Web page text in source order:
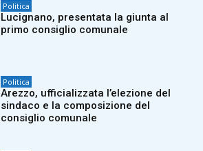
Politica
Lucignano, presentata la giunta al
primo consiglio comunale
Politica
Arezzo, ufficializzata l’elezione del
sindaco e la composizione del
consiglio comunale